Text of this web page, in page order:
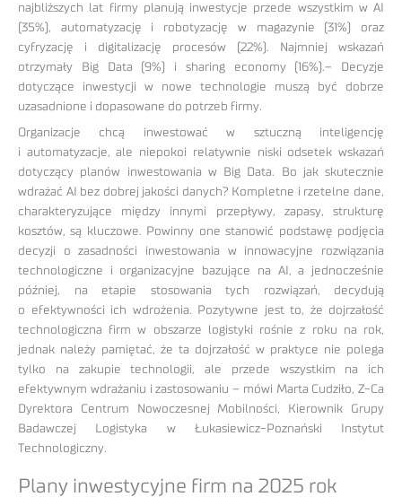
najbliższych lat firmy planują inwestycje przede wszystkim w AI
(35%), automatyzację i robotyzację w magazynie (31%) oraz
cyfryzację i digitalizację procesów (22%). Najmniej wskazań
otrzymały Big Data (9%) i sharing economy (16%).– Decyzje
dotyczące inwestycji w nowe technologie muszą być dobrze
uzasadnione i dopasowane do potrzeb firmy.
Organizacje chcą inwestować w sztuczną inteligencję
i automatyzacje, ale niepokoi relatywnie niski odsetek wskazań
dotyczący planów inwestowania w Big Data. Bo jak skutecznie
wdrażać AI bez dobrej jakości danych? Kompletne i rzetelne dane,
charakteryzujące między innymi przepływy, zapasy, strukturę
kosztów, są kluczowe. Powinny one stanowić podstawę podjęcia
decyzji o zasadności inwestowania w innowacyjne rozwiązania
technologiczne i organizacyjne bazujące na AI, a jednocześnie
później, na etapie stosowania tych rozwiązań, decydują
o efektywności ich wdrożenia. Pozytywne jest to, że dojrzałość
technologiczna firm w obszarze logistyki rośnie z roku na rok,
jednak należy pamiętać, że ta dojrzałość w praktyce nie polega
tylko na zakupie technologii, ale przede wszystkim na ich
efektywnym wdrażaniu i zastosowaniu – mówi Marta Cudziło, Z-Ca
Dyrektora Centrum Nowoczesnej Mobilności, Kierownik Grupy
Badawczej Logistyka w Łukasiewicz-Poznański Instytut
Technologiczny.
Plany inwestycyjne firm na 2025 rok